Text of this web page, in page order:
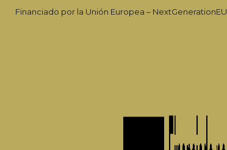
Financiado por la Unión Europea – NextGenerationEU